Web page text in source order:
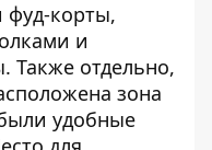
фуд-корты,
и
Также отдельно,
зона
удобные